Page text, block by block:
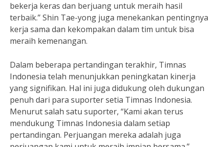
bekerja keras dan berjuang untuk meraih hasil
terbaik.” Shin Tae-yong juga menekankan pentingnya
kerja sama dan kekompakan dalam tim untuk bisa
meraih kemenangan.
Dalam beberapa pertandingan terakhir, Timnas
Indonesia telah menunjukkan peningkatan kinerja
yang signifikan. Hal ini juga didukung oleh dukungan
penuh dari para suporter setia Timnas Indonesia.
Menurut salah satu suporter, “Kami akan terus
mendukung Timnas Indonesia dalam setiap
pertandingan. Perjuangan mereka adalah juga